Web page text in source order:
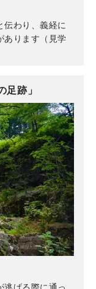
伝わり、義経に
あります（見学
足跡」
逃げる際に通っ